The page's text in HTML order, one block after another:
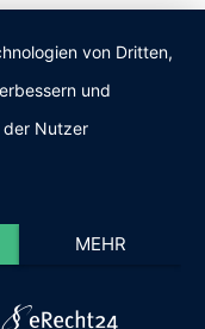
von Dritten,
und
der Nutzer
MEHR